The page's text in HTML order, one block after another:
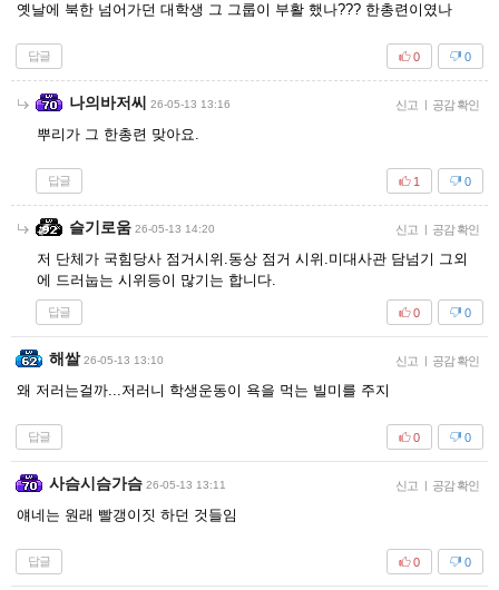
옛날에 북한 넘어가던 대학생 그 그룹이 부활 했나??? 한총련이였나
답글 0
0
나의바저씨 26-05-13 13:16 신고 | 공감 확인
뿌리가 그 한총련 맞아요.
답글 0
1
슬기로움 26-05-13 14:20 신고 | 공감 확인
저 단체가 국힘당사 점거시위.동상 점거 시위.미대사관 담넘기 그외
에 드러눕는 시위등이 많기는 합니다.
답글 0
0
해쌀 26-05-13 13:10 신고 | 공감 확인
왜 저러는걸까...저러니 학생운동이 욕을 먹는 빌미를 주지
답글 0
0
사슴시슴가슴 26-05-13 13:11 신고 | 공감 확인
얘네는 원래 빨갱이짓 하던 것들임
답글 0
0